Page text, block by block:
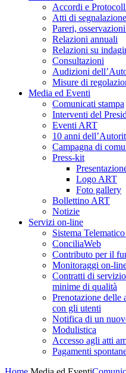
Accordi e
Atti di segnalazione
Pareri,
Relazioni annuali
Relazioni su
Consultazioni
Audizioni
Misure di
Media ed Eventi
Comunicati stampa
Interventi del
Eventi ART
10 anni
Campagna di
Press-kit
Logo ART
Foto gallery
Bollettino ART
Notizie
Servizi on-line
Sistema
ConciliaWeb
Contributo per il
Monitoraggi on-
Contratti di
minime di qualità
Prenotazione delle
con gli utenti
Notifica di un
Modulistica
Accesso agli atti
Pagamenti